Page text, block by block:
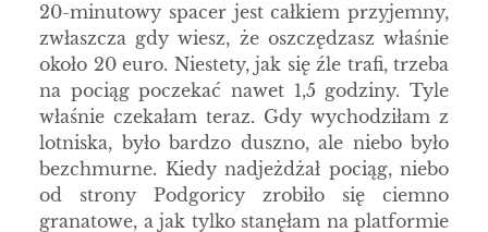
20-minutowy spacer jest całkiem przyjemny,
zwłaszcza gdy wiesz, że oszczędzasz właśnie
około 20 euro. Niestety, jak się źle trafi, trzeba
na pociąg poczekać nawet 1,5 godziny. Tyle
właśnie czekałam teraz. Gdy wychodziłam z
lotniska, było bardzo duszno, ale niebo było
bezchmurne. Kiedy nadjeżdżał pociąg, niebo
od strony Podgoricy zrobiło się ciemno
granatowe, a jak tylko stanęłam na platformie